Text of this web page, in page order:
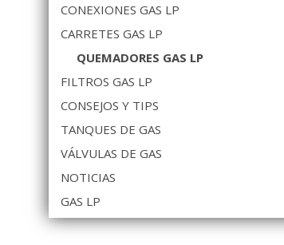
CONEXIONES GAS LP
CARRETES GAS LP
QUEMADORES GAS LP
FILTROS GAS LP
CONSEJOS Y TIPS
TANQUES DE GAS
VÁLVULAS DE GAS
NOTICIAS
GAS LP